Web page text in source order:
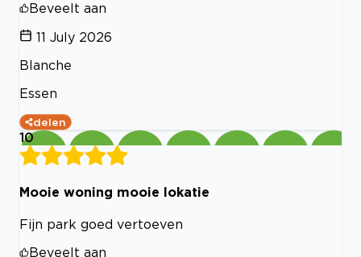
Beveelt aan
11 July 2026
Blanche
Essen
delen
10
Mooie woning mooie lokatie
Fijn park goed vertoeven
Beveelt aan